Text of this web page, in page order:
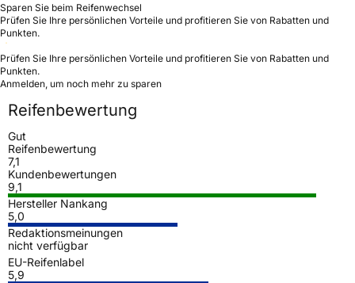
Sparen Sie beim Reifenwechsel
Prüfen Sie Ihre persönlichen Vorteile und profitieren Sie von Rabatten und
Punkten.
Prüfen Sie Ihre persönlichen Vorteile und profitieren Sie von Rabatten und
Punkten.
Anmelden, um noch mehr zu sparen
Reifenbewertung
Gut
Reifenbewertung
7,1
Kundenbewertungen
9,1
Hersteller Nankang
5,0
Redaktionsmeinungen
nicht verfügbar
EU-Reifenlabel
5,9